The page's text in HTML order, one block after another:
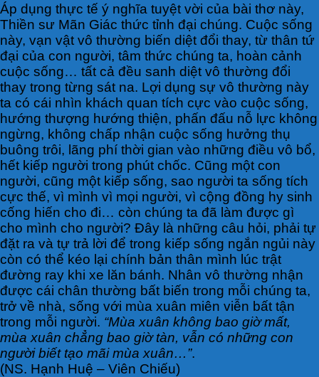
Áp dụng thực tế ý nghĩa tuyệt vời của bài thơ này,
Thiền sư Mãn Giác thức tỉnh đại chúng. Cuộc sống
này, vạn vật vô thường biến diệt đổi thay, từ thân tứ
đại của con người, tâm thức chúng ta, hoàn cảnh
cuộc sống… tất cả đều sanh diệt vô thường đổi
thay trong từng sát na. Lợi dụng sự vô thường này
ta có cái nhìn khách quan tích cực vào cuộc sống,
hướng thượng hướng thiện, phấn đấu nỗ lực không
ngừng, không chấp nhận cuộc sống hưởng thụ
buông trôi, lãng phí thời gian vào những điều vô bổ,
hết kiếp người trong phút chốc. Cũng một con
người, cũng một kiếp sống, sao người ta sống tích
cực thế, vì mình vì mọi người, vì cộng đồng hy sinh
cống hiến cho đi… còn chúng ta đã làm được gì
cho mình cho người? Đây là những câu hỏi, phải tự
đặt ra và tự trả lời để trong kiếp sống ngắn ngủi này
còn có thể kéo lại chính bản thân mình lúc trật
đường ray khi xe lăn bánh. Nhân vô thường nhận
được cái chân thường bất biến trong mỗi chúng ta,
trở về nhà, sống với mùa xuân miên viễn bất tận
trong mỗi người. “Mùa xuân không bao giờ mất,
mùa xuân chẳng bao giờ tàn, vẫn có những con
người biết tạo mãi mùa xuân…”.
(NS. Hạnh Huệ – Viên Chiếu)